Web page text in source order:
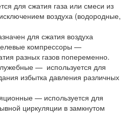
для сжатия газа или смеси из
воздуха (водородные,
для сжатия воздуха
компрессоры —
разных газов попеременно.
— используется для
избытка давления различных
— используется для
циркуляции в замкнутом